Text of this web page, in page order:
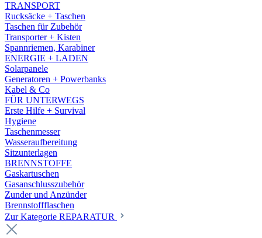
TRANSPORT
Rucksäcke + Taschen
Taschen für Zubehör
Transporter + Kisten
Spannriemen, Karabiner
ENERGIE + LADEN
Solarpanele
Generatoren + Powerbanks
Kabel & Co
FÜR UNTERWEGS
Erste Hilfe + Survival
Hygiene
Taschenmesser
Wasseraufbereitung
Sitzunterlagen
BRENNSTOFFE
Gaskartuschen
Gasanschlusszubehör
Zunder und Anzünder
Brennstoffflaschen
Zur Kategorie REPARATUR